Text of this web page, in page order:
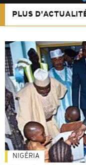
PLUS
NIGÉRIA